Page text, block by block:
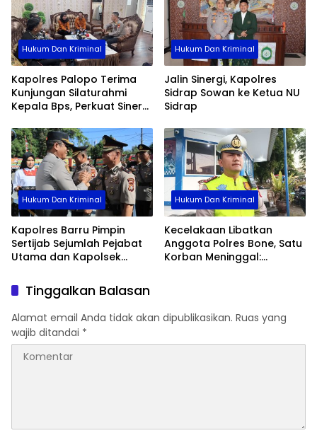
Hukum Dan Kriminal
Kapolres Palopo Terima
Kunjungan Silaturahmi
Kepala Bps, Perkuat Sinergi
Hukum Dan Kriminal
Jalin Sinergi, Kapolres
Sidrap Sowan ke Ketua NU
Sidrap
Hukum Dan Kriminal
Kapolres Barru Pimpin
Sertijab Sejumlah Pejabat
Utama dan Kapolsek
Organisasi
Hukum Dan Kriminal
Kecelakaan Libatkan
Anggota Polres Bone, Satu
Korban Meninggal:
Tinggalkan Balasan
Alamat email Anda tidak akan dipublikasikan. Ruas yang
wajib ditandai *